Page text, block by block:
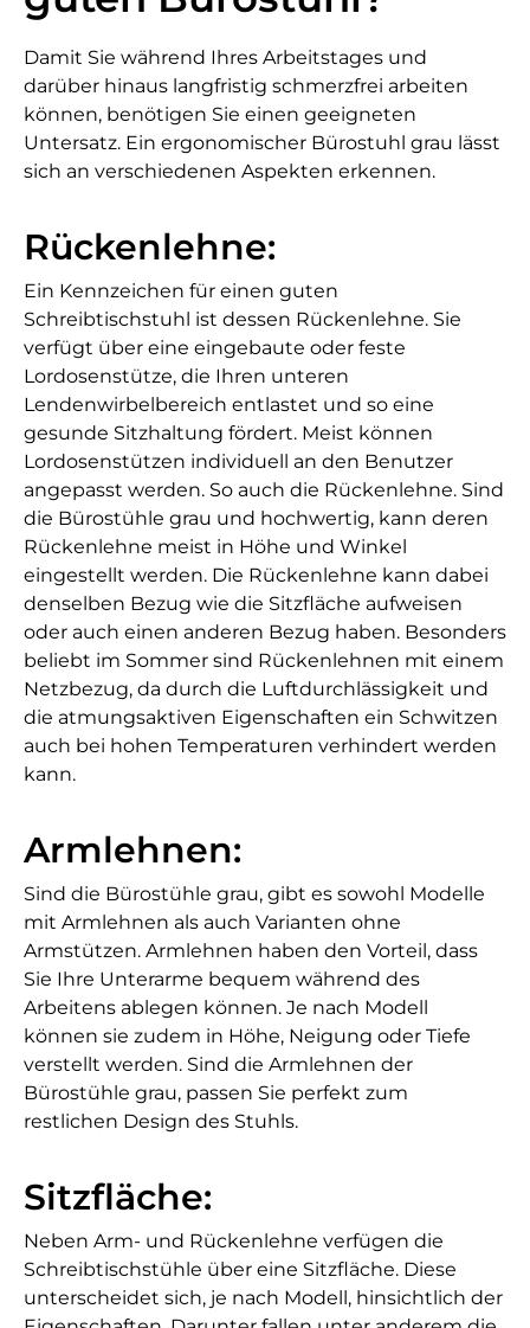
Damit Sie während Ihres Arbeitstages und
darüber hinaus langfristig schmerzfrei arbeiten
können, benötigen Sie einen geeigneten
Untersatz. Ein ergonomischer Bürostuhl grau lässt
sich an verschiedenen Aspekten erkennen.
Rückenlehne:
Ein Kennzeichen für einen guten
Schreibtischstuhl ist dessen Rückenlehne. Sie
verfügt über eine eingebaute oder feste
Lordosenstütze, die Ihren unteren
Lendenwirbelbereich entlastet und so eine
gesunde Sitzhaltung fördert. Meist können
Lordosenstützen individuell an den Benutzer
angepasst werden. So auch die Rückenlehne. Sind
die Bürostühle grau und hochwertig, kann deren
Rückenlehne meist in Höhe und Winkel
eingestellt werden. Die Rückenlehne kann dabei
denselben Bezug wie die Sitzfläche aufweisen
oder auch einen anderen Bezug haben. Besonders
beliebt im Sommer sind Rückenlehnen mit einem
Netzbezug, da durch die Luftdurchlässigkeit und
die atmungsaktiven Eigenschaften ein Schwitzen
auch bei hohen Temperaturen verhindert werden
kann.
Armlehnen:
Sind die Bürostühle grau, gibt es sowohl Modelle
mit Armlehnen als auch Varianten ohne
Armstützen. Armlehnen haben den Vorteil, dass
Sie Ihre Unterarme bequem während des
Arbeitens ablegen können. Je nach Modell
können sie zudem in Höhe, Neigung oder Tiefe
verstellt werden. Sind die Armlehnen der
Bürostühle grau, passen Sie perfekt zum
restlichen Design des Stuhls.
Sitzfläche:
Neben Arm- und Rückenlehne verfügen die
Schreibtischstühle über eine Sitzfläche. Diese
unterscheidet sich, je nach Modell, hinsichtlich der